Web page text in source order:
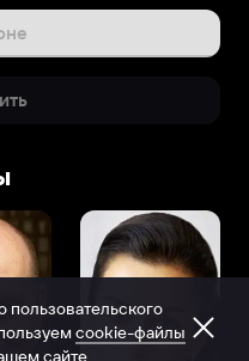
пользовательского
cookie-файлы
сайте